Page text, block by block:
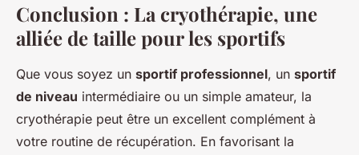
Conclusion : La cryothérapie, une
alliée de taille pour les sportifs
Que vous soyez un sportif professionnel, un sportif
de niveau intermédiaire ou un simple amateur, la
cryothérapie peut être un excellent complément à
votre routine de récupération. En favorisant la